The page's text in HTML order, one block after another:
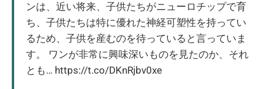
ンは、近い将来、子供たちがニューロチップで育
ち、子供たちは特に優れた神経可塑性を持ってい
るため、子供を産むのを待っていると言っていま
す。 ワンが非常に興味深いものを見たのか、それ
とも… https://t.co/DKnRjbv0xe